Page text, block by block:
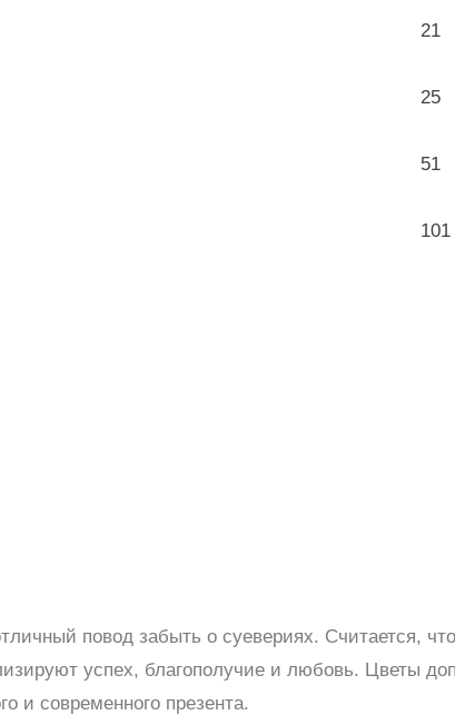
21
25
51
101
повод забыть о суевериях. Считается,
успех, благополучие и любовь. Цветы
и современного презента.